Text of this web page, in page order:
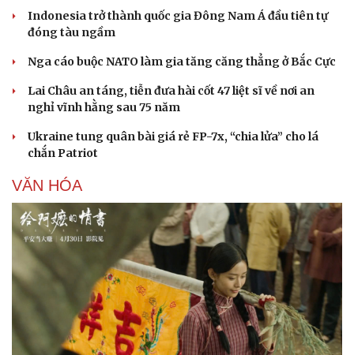
Indonesia trở thành quốc gia Đông Nam Á đầu tiên tự
đóng tàu ngầm
Nga cáo buộc NATO làm gia tăng căng thẳng ở Bắc Cực
Lai Châu an táng, tiễn đưa hài cốt 47 liệt sĩ về nơi an
nghỉ vĩnh hằng sau 75 năm
Ukraine tung quân bài giá rẻ FP-7x, “chia lửa” cho lá
chắn Patriot
VĂN HÓA